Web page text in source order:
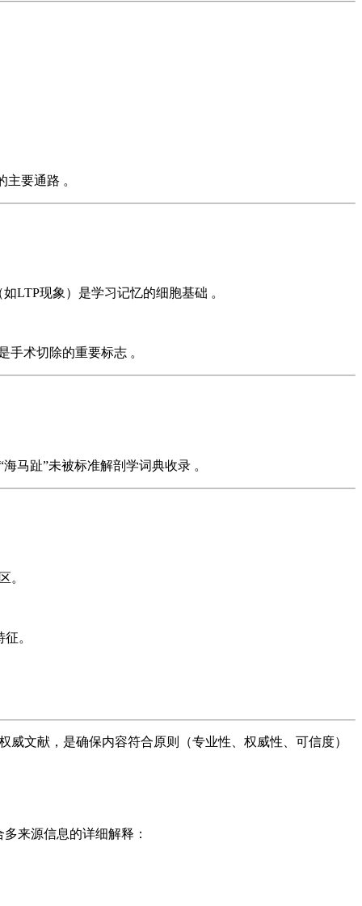
要通路 。
LTP现象）是学习记忆的细胞基础 。
手术切除的重要标志 。
马趾”未被标准解剖学词典收录 。
。
。
威文献，是确保内容符合原则（专业性、权威性、可信度）
来源信息的详细解释：